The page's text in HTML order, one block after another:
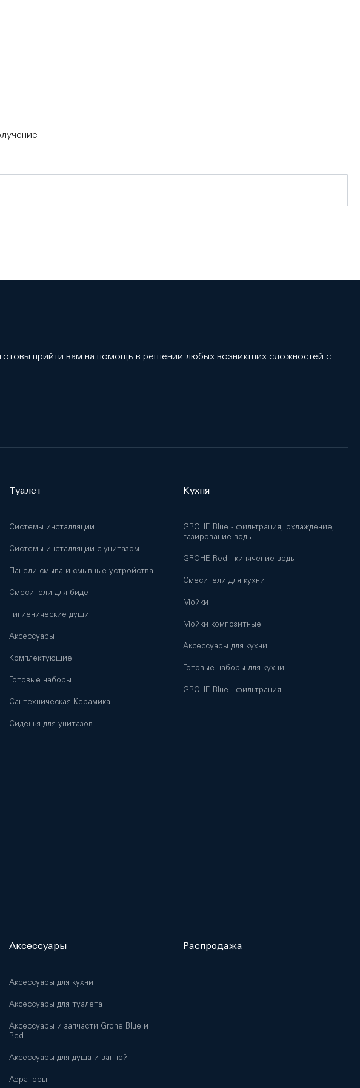
прийти вам на помощь в решении любых возникших сложностей с
Туалет
Системы инсталляции
Системы инсталляции с унитазом
Панели смыва и смывные устройства
Смесители для биде
Гигиенические души
Аксессуары
Комплектующие
Готовые наборы
Сантехническая Керамика
Сиденья для унитазов
Кухня
GROHE Blue - фильтрация, охлаждение,
газирование воды
GROHE Red - кипячение воды
Смесители для кухни
Мойки
Мойки композитные
Аксессуары для кухни
Готовые наборы для кухни
GROHE Blue - фильтрация
Аксессуары
Аксессуары для кухни
Аксессуары для туалета
Аксессуары и запчасти Grohe Blue и
Red
Аксессуары для душа и ванной
Аэраторы
Распродажа